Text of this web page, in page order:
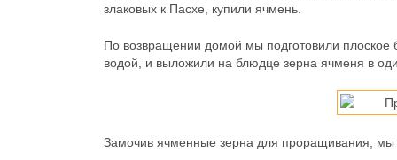
злаковых к Пасхе, купили ячмень.
По возвращении домой мы подготовили плоское
водой, и выложили на блюдце зерна ячменя в
Замочив ячменные зерна для проращивания, мы